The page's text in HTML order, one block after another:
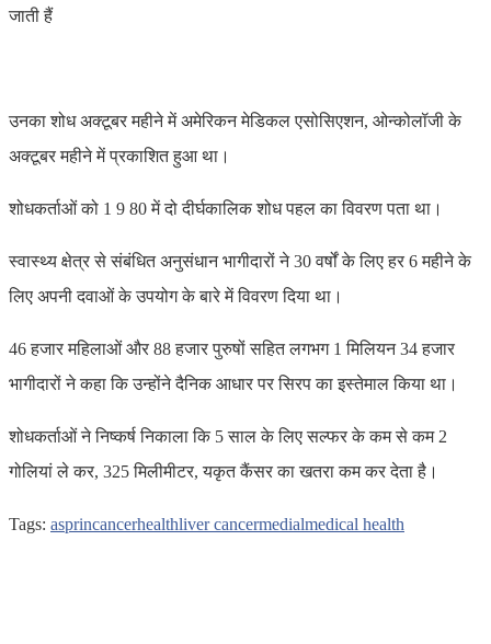
जाती हैं
उनका शोध अक्टूबर महीने में अमेरिकन मेडिकल एसोसिएशन, ओन्कोलॉजी के
अक्टूबर महीने में प्रकाशित हुआ था।
शोधकर्ताओं को 1 9 80 में दो दीर्घकालिक शोध पहल का विवरण पता था।
स्वास्थ्य क्षेत्र से संबंधित अनुसंधान भागीदारों ने 30 वर्षों के लिए हर 6 महीने के
लिए अपनी दवाओं के उपयोग के बारे में विवरण दिया था।
46 हजार महिलाओं और 88 हजार पुरुषों सहित लगभग 1 मिलियन 34 हजार
भागीदारों ने कहा कि उन्होंने दैनिक आधार पर सिरप का इस्तेमाल किया था।
शोधकर्ताओं ने निष्कर्ष निकाला कि 5 साल के लिए सल्फर के कम से कम 2
गोलियां ले कर, 325 मिलीमीटर, यकृत कैंसर का खतरा कम कर देता है।
Tags: asprincancerhealthliver cancermedialmedical health